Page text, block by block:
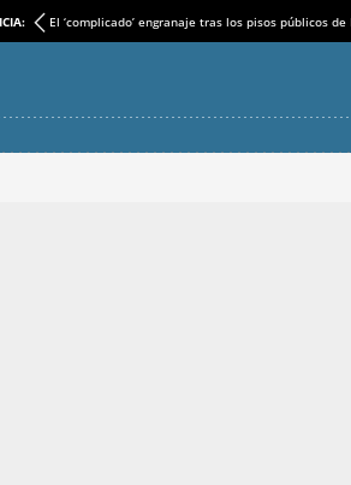
El ‘complicado’ engranaje tras los pisos públicos de